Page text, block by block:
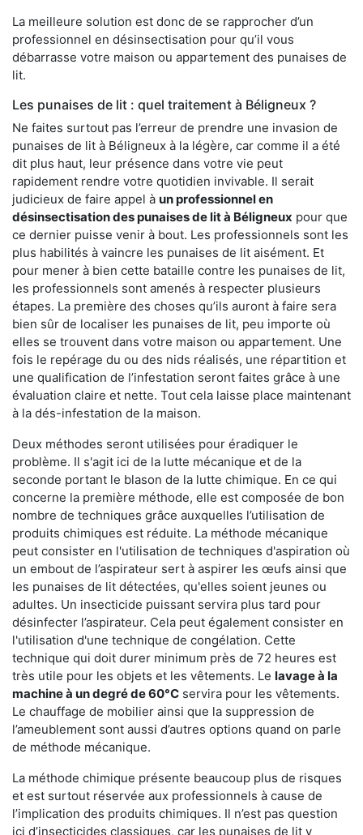
La meilleure solution est donc de se rapprocher d’un
professionnel en désinsectisation pour qu’il vous
débarrasse votre maison ou appartement des punaises de
lit.
Les punaises de lit : quel traitement à Béligneux ?
Ne faites surtout pas l’erreur de prendre une invasion de
punaises de lit à Béligneux à la légère, car comme il a été
dit plus haut, leur présence dans votre vie peut
rapidement rendre votre quotidien invivable. Il serait
judicieux de faire appel à un professionnel en
désinsectisation des punaises de lit à Béligneux pour que
ce dernier puisse venir à bout. Les professionnels sont les
plus habilités à vaincre les punaises de lit aisément. Et
pour mener à bien cette bataille contre les punaises de lit,
les professionnels sont amenés à respecter plusieurs
étapes. La première des choses qu’ils auront à faire sera
bien sûr de localiser les punaises de lit, peu importe où
elles se trouvent dans votre maison ou appartement. Une
fois le repérage du ou des nids réalisés, une répartition et
une qualification de l’infestation seront faites grâce à une
évaluation claire et nette. Tout cela laisse place maintenant
à la dés-infestation de la maison.
Deux méthodes seront utilisées pour éradiquer le
problème. Il s'agit ici de la lutte mécanique et de la
seconde portant le blason de la lutte chimique. En ce qui
concerne la première méthode, elle est composée de bon
nombre de techniques grâce auxquelles l’utilisation de
produits chimiques est réduite. La méthode mécanique
peut consister en l'utilisation de techniques d'aspiration où
un embout de l’aspirateur sert à aspirer les œufs ainsi que
les punaises de lit détectées, qu'elles soient jeunes ou
adultes. Un insecticide puissant servira plus tard pour
désinfecter l’aspirateur. Cela peut également consister en
l'utilisation d'une technique de congélation. Cette
technique qui doit durer minimum près de 72 heures est
très utile pour les objets et les vêtements. Le lavage à la
machine à un degré de 60°C servira pour les vêtements.
Le chauffage de mobilier ainsi que la suppression de
l’ameublement sont aussi d’autres options quand on parle
de méthode mécanique.
La méthode chimique présente beaucoup plus de risques
et est surtout réservée aux professionnels à cause de
l’implication des produits chimiques. Il n’est pas question
ici d’insecticides classiques, car les punaises de lit y